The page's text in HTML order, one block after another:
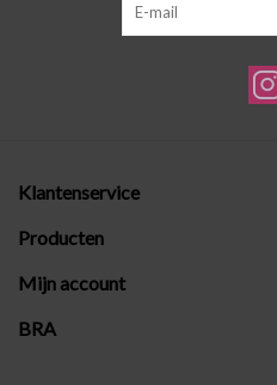
Cadeaubonnen
Klantenservice
Producten
Mijn account
BRA